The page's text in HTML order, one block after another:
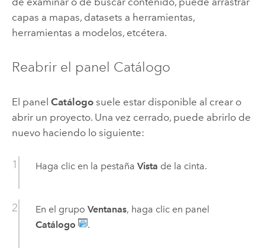
capas a mapas, datasets a herramientas,
herramientas a modelos, etcétera.
Reabrir el panel Catálogo
El panel Catálogosuele estar disponible al crear o
abrir un proyecto. Una vez cerrado, puede abrirlo de
nuevo haciendo lo siguiente:
Haga clic en la pestaña Vista de la cinta.
En el grupo Ventanas, haga clic en panel
Catálogo
.